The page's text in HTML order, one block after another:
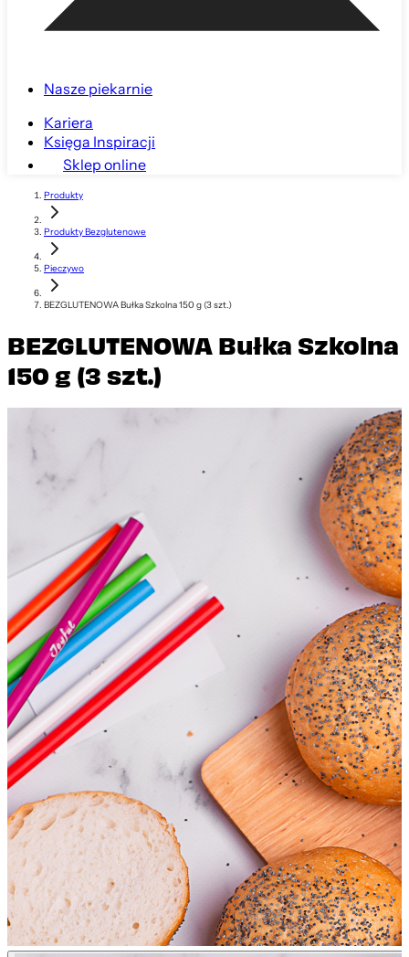
Nasze piekarnie
Kariera
Księga Inspiracji
Sklep online
Produkty
Produkty Bezglutenowe
Pieczywo
BEZGLUTENOWA Bułka Szkolna 150 g (3 szt.)
BEZGLUTENOWA Bułka Szkolna
150 g (3 szt.)